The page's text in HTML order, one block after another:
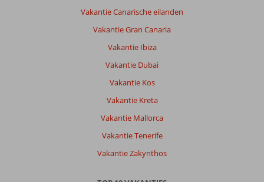
Vakantie Canarische eilanden
Vakantie Gran Canaria
Vakantie Ibiza
Vakantie Dubai
Vakantie Kos
Vakantie Kreta
Vakantie Mallorca
Vakantie Tenerife
Vakantie Zakynthos